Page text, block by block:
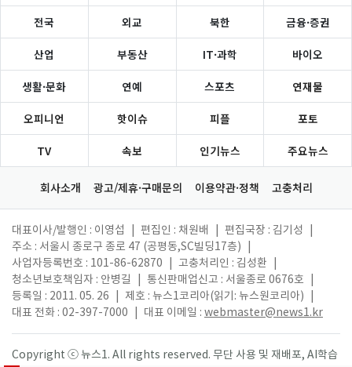
전국 외교 북한 금융·증권
산업 부동산 IT·과학 바이오
생활·문화 연예 스포츠 연재물
오피니언 핫이슈 피플 포토
TV 속보 인기뉴스 주요뉴스
회사소개 광고/제휴·구매문의 이용약관·정책 고충처리
대표이사/발행인 : 이영섭 편집인 : 채원배 편집국장 : 김기성
주소 : 서울시 종로구 종로 47 (공평동,SC빌딩17층)
사업자등록번호 : 101-86-62870
고충처리인 : 김성환
청소년보호책임자 : 안병길
통신판매업신고 : 서울종로 0676호
등록일 : 2011. 05. 26
제호 : 뉴스1코리아(읽기: 뉴스원코리아)
대표 전화 : 02-397-7000
대표 이메일 : webmaster@news1.kr
Copyright ⓒ 뉴스1. All rights reserved. 무단 사용 및 재배포, AI학습